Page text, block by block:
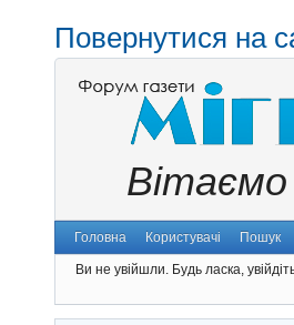
Повернутися на
Вітаємо
Головна Користувачі Пошук
Ви не увійшли. Будь ласка,